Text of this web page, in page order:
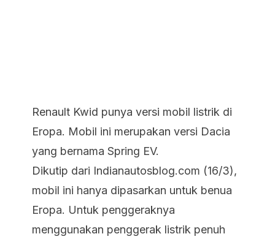
Renault Kwid punya versi mobil listrik di
Eropa. Mobil ini merupakan versi Dacia
yang bernama Spring EV.
Dikutip dari Indianautosblog.com (16/3),
mobil ini hanya dipasarkan untuk benua
Eropa. Untuk penggeraknya
menggunakan penggerak listrik penuh